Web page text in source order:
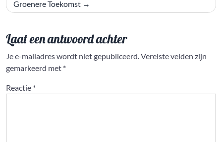
Groenere Toekomst
Laat een antwoord achter
Je e-mailadres wordt niet gepubliceerd.Vereiste velden zijn
gemarkeerd met *
Reactie *